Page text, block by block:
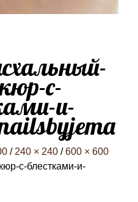
с-
и-
/ 240 × 240 / 600 × 600
с-блестками-и-